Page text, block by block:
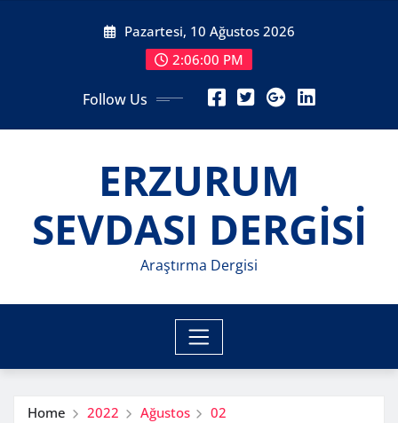
Pazartesi, 10 Ağustos 2026
2:06:02 PM
Follow Us
ERZURUM
SEVDASI DERGİSİ
Araştırma Dergisi
Home 2022 Ağustos 02